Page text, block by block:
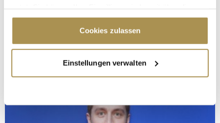
Cookie-Erklärung oder durch Klicken auf das Privacy
Trigger Symbol ändern oder widerrufen
Informationen über Ihre geografische Lage
erfassen, welche bis auf einige Meter genau sein
bestimmten Merkmalen (Fingerprinting) identifizieren
Cookies zulassen
Einstellungen verwalten